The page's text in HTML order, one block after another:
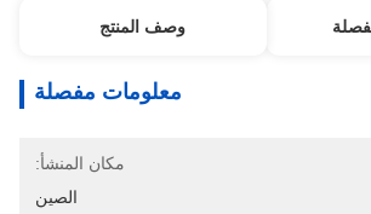
وصف المنتج
معلومات مفصلة
مكان المنشأ:
الصين